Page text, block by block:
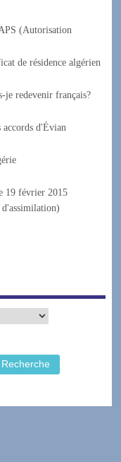
(Autorisation
de résidence algérien
je redevenir français?
accords d'Évian
19 février 2015